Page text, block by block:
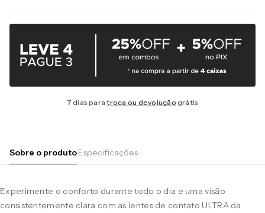
7 dias paratroca ou devolução grátis
Sobre o produtoEspecificações
Experimente o conforto durante todo o dia e uma visão
consistentemente clara com as lentes de contato ULTRA da